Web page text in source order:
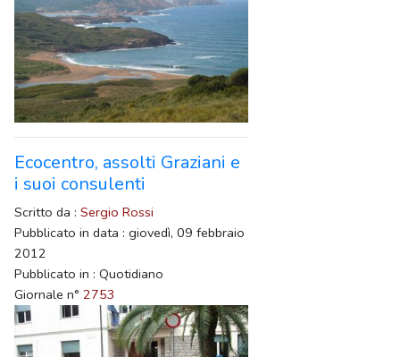
Ecocentro, assolti Graziani e
i suoi consulenti
Scritto da : Sergio Rossi
Pubblicato in data : giovedì, 09 febbraio
2012
Pubblicato in : Quotidiano
Giornale n° 2753